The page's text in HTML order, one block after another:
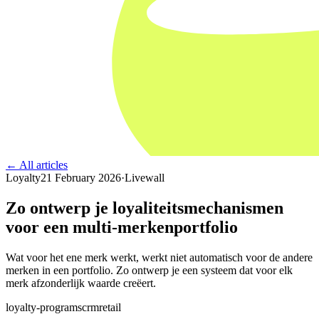
← All articles
Loyalty21 February 2026·Livewall
Zo ontwerp je loyaliteitsmechanismen
voor een multi-merkenportfolio
Wat voor het ene merk werkt, werkt niet automatisch voor de andere
merken in een portfolio. Zo ontwerp je een systeem dat voor elk
merk afzonderlijk waarde creëert.
loyalty-programscrmretail